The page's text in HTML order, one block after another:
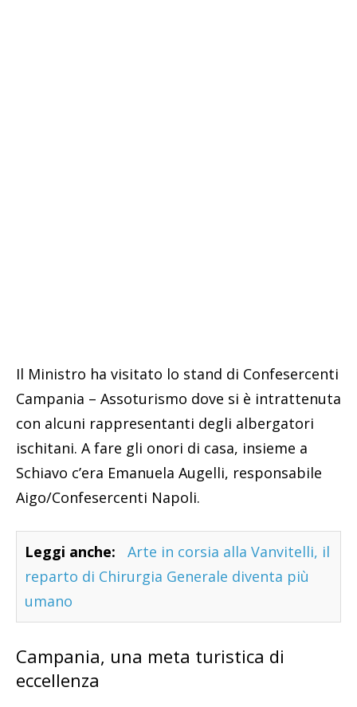
Il Ministro ha visitato lo stand di Confesercenti
Campania – Assoturismo dove si è intrattenuta
con alcuni rappresentanti degli albergatori
ischitani. A fare gli onori di casa, insieme a
Schiavo c’era Emanuela Augelli, responsabile
Aigo/Confesercenti Napoli.
Leggi anche:
Arte in corsia alla Vanvitelli, il
reparto di Chirurgia Generale diventa più
umano
Campania, una meta turistica di
eccellenza